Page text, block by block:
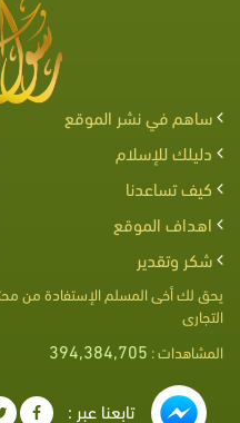
ساهم في نشر الموقع
دليلك للإسلام
كيف تساعدنا
اهداف الموقع
شكر وتقدير
يحق لك أخى المسلم الإستفادة من
التجارى
المشاهدات : 394,384,705
تابعنا عبر :